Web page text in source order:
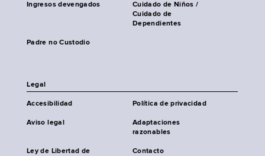
Ingresos devengados
Cuidado de Niños /
Cuidado de
Dependientes
Padre no Custodio
Legal
Accesibilidad Política de privacidad
Aviso legal
Adaptaciones
razonables
Ley de Libertad de
Contacto